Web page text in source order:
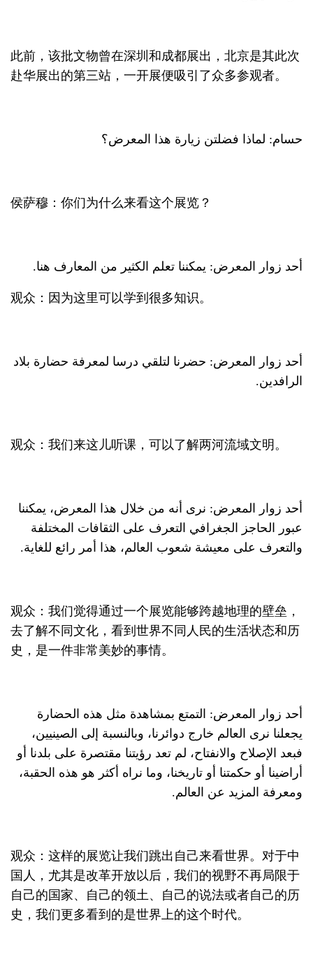
此前，该批文物曾在深圳和成都展出，北京是其此次
赴华展出的第三站，一开展便吸引了众多参观者。
حسام: لماذا فضلتن زيارة هذا المعرض؟
侯萨穆：你们为什么来看这个展览？
أحد زوار المعرض: يمكننا تعلم الكثير من المعارف هنا.
观众：因为这里可以学到很多知识。
أحد زوار المعرض: حضرنا لتلقي درسا لمعرفة حضارة بلاد
الرافدين.
观众：我们来这儿听课，可以了解两河流域文明。
أحد زوار المعرض: نرى أنه من خلال هذا المعرض، يمكننا
عبور الحاجز الجغرافي التعرف على الثقافات المختلفة
والتعرف على معيشة شعوب العالم، هذا أمر رائع للغاية.
观众：我们觉得通过一个展览能够跨越地理的壁垒，
去了解不同文化，看到世界不同人民的生活状态和历
史，是一件非常美妙的事情。
أحد زوار المعرض: التمتع بمشاهدة مثل هذه الحضارة
يجعلنا نرى العالم خارج دوائرنا، وبالنسبة إلى الصينيين،
فبعد الإصلاح والانفتاح، لم تعد رؤيتنا مقتصرة على بلدنا أو
أراضينا أو حكمتنا أو تاريخنا، وما نراه أكثر هو هذه الحقبة،
ومعرفة المزيد عن العالم.
观众：这样的展览让我们跳出自己来看世界。对于中
国人，尤其是改革开放以后，我们的视野不再局限于
自己的国家、自己的领土、自己的说法或者自己的历
史，我们更多看到的是世界上的这个时代。